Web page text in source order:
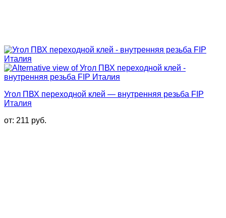
Угол ПВХ переходной клей — внутренняя резьба FIP
Италия
от: 211 руб.